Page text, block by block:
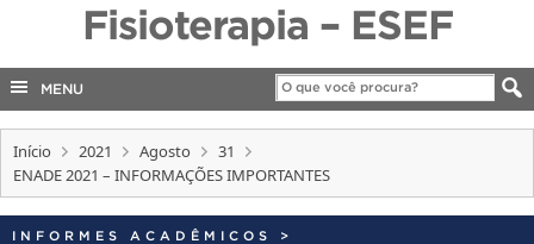
EDITAIS
INTERNACIONAL
Fisioterapia – ESEF
MENU
Início 2021 Agosto
31
ENADE 2021 – INFORMAÇÕES IMPORTANTES
INFORMES ACADÊMICOS >